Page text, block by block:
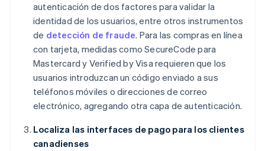
autenticación de dos factores para validar la
identidad de los usuarios, entre otros instrumentos
de detección de fraude. Para las compras en línea
con tarjeta, medidas como SecureCode para
Mastercard y Verified by Visa requieren que los
usuarios introduzcan un código enviado a sus
teléfonos móviles o direcciones de correo
electrónico, agregando otra capa de autenticación.
Localiza las interfaces de pago para los clientes
canadienses